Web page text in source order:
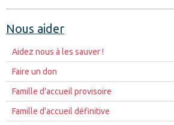
Nous aider
Aidez nous à les sauver !
Faire un don
Famille d'accueil provisoire
Famille d'accueil définitive